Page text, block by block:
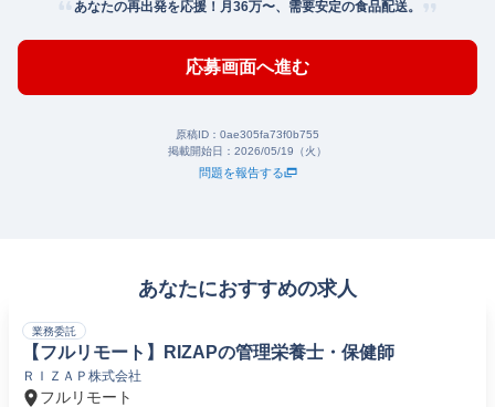
あなたの再出発を応援！月36万〜、需要安定の食品配送。
応募画面へ進む
原稿ID： 0ae305fa73f0b755
掲載開始日： 2026/05/19（火）
問題を報告する
あなたにおすすめの求人
業務委託
【フルリモート】RIZAPの管理栄養士・保健師
ＲＩＺＡＰ株式会社
フルリモート